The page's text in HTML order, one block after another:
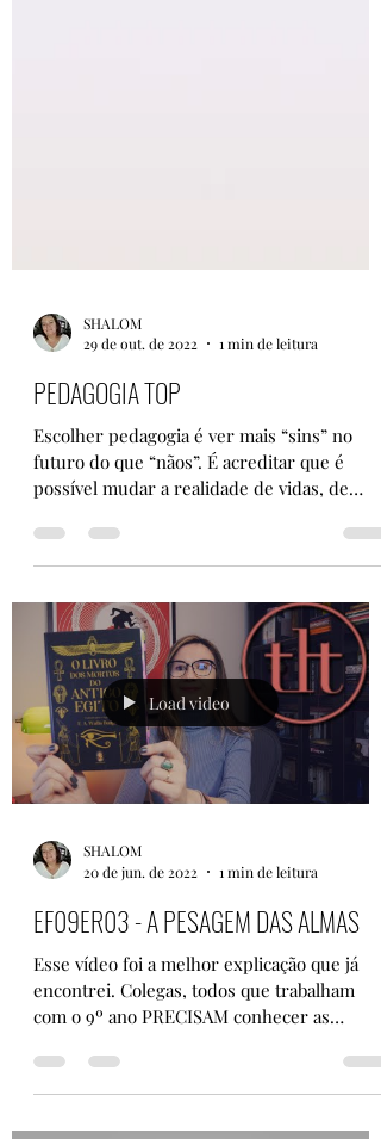
29 de out. de 2022
PEDAGOGIA TOP
Escolher pedagogia é ver mais “sins” no
possível mudar a realidade de vidas, de
famílias e do...
Load video
20 de jun. de 2022
1 min de leitura
EF09ER03 - A PESAGEM DAS ALMAS
Esse vídeo foi a melhor explicação que já
com o 9º ano PRECISAM conhecer as
narrativas sobre a...